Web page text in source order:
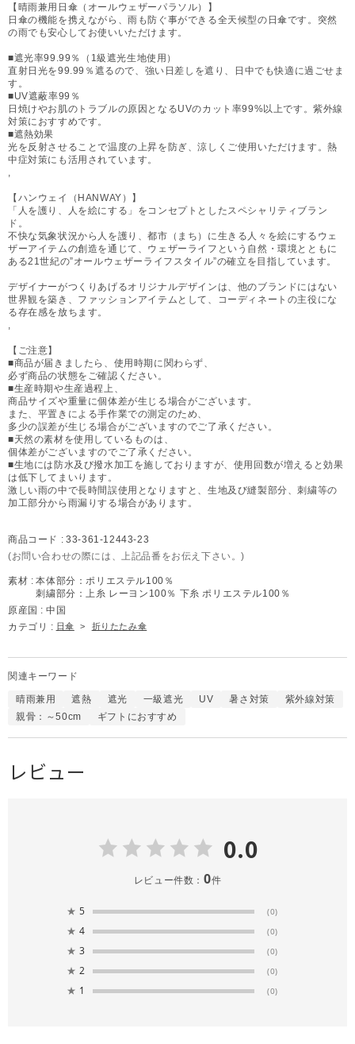
【晴雨兼用日傘（オールウェザーパラソル）】
日傘の機能を携えながら、雨も防ぐ事ができる全天候型の日傘です。突然
の雨でも安心してお使いいただけます。
■遮光率99.99％（1級遮光生地使用）
直射日光を99.99％遮るので、強い日差しを遮り、日中でも快適に過ごせま
す。
■UV遮蔽率99％
日焼けやお肌のトラブルの原因となるUVのカット率99%以上です。紫外線
対策におすすめです。
■遮熱効果
光を反射させることで温度の上昇を防ぎ、涼しくご使用いただけます。熱
中症対策にも活用されています。
【ハンウェイ（HANWAY）】
「人を護り、人を絵にする」をコンセプトとしたスペシャリティブラン
ド。
不快な気象状況から人を護り、都市（まち）に生きる人々を絵にするウェ
ザーアイテムの創造を通じて、ウェザーライフという自然・環境とともに
ある21世紀の”オールウェザーライフスタイル”の確立を目指しています。
デザイナーがつくりあげるオリジナルデザインは、他のブランドにはない
世界観を築き、ファッションアイテムとして、コーディネートの主役にな
る存在感を放ちます。
【ご注意】
■商品が届きましたら、使用時期に関わらず、
必ず商品の状態をご確認ください。
■生産時期や生産過程上、
商品サイズや重量に個体差が生じる場合がございます。
また、平置きによる手作業での測定のため、
多少の誤差が生じる場合がございますのでご了承ください。
■天然の素材を使用しているものは、
個体差がございますのでご了承ください。
■生地には防水及び撥水加工を施しておりますが、使用回数が増えると効果
は低下してまいります。
激しい雨の中で長時間誤使用となりますと、生地及び縫製部分、刺繍等の
加工部分から雨漏りする場合があります。
商品コード : 33-361-12443-23
(お問い合わせの際には、上記品番をお伝え下さい。)
素材 : 本体部分：ポリエステル100％
刺繍部分：上糸 レーヨン100％ 下糸 ポリエステル100％
原産国 : 中国
カテゴリ : 日傘 > 折りたたみ傘
関連キーワード
晴雨兼用 遮熱 遮光 一級遮光 UV 暑さ対策
紫外線対策
親骨：～50cm
ギフトにおすすめ
レビュー
0.0
レビュー件数： 0件
★ 5 (0)
★ 4 (0)
★ 3 (0)
★ 2 (0)
★ 1 (0)